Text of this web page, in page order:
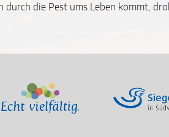
durch die Pest ums Leben kommt,